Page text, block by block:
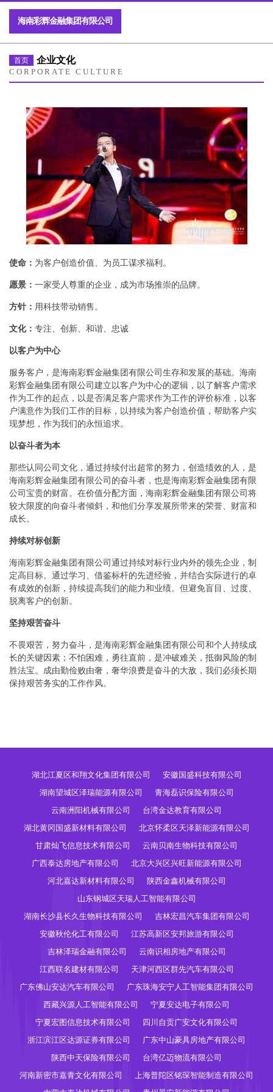
海南彩辉金融集团有限公司
首页 企业文化
CORPORATE CULTURE
使命： 为客户创造价值、为员工谋求福利。
愿景： 一家受人尊重的企业，成为市场推崇的品牌。
方针： 用科技带动销售。
文化： 专注、创新、和谐、忠诚
以客户为中心
服务客户，是海南彩辉金融集团有限公司生存和发展的基础。海南
彩辉金融集团有限公司建立以客户为中心的逻辑，以了解客户需求
作为工作的起点，以是否满足客户需求作为工作的评价标准，以客
户满意作为我们工作的目标，以持续为客户创造价值，帮助客户实
现梦想，作为我们的永恒追求。
以奋斗者为本
那些认同公司文化，通过持续付出超常的努力，创造绩效的人，是
海南彩辉金融集团有限公司的奋斗者，也是海南彩辉金融集团有限
公司宝贵的财富。在价值分配方面，海南彩辉金融集团有限公司将
较大限度的向奋斗者倾斜，和他们分享发展所带来的荣誉、财富和
成长。
持续对标创新
海南彩辉金融集团有限公司通过持续对标行业内外的领先企业，制
定高目标。通过学习、借鉴标杆的先进经验，并结合实际进行的卓
有成效的创新，持续提高我们的能力和业绩。但避免盲目、过度、
脱离客户的创新。
坚持艰苦奋斗
不畏艰苦，努力奋斗，是海南彩辉金融集团有限公司和个人持续成
长的关键因素；不怕困难，勇往直前，是冲破难关，抵御风险的制
胜法宝。成由勤俭败由奢，奢华浪费是奋斗的大敌，我们必须长期
保持艰苦务实的工作作风。
湖北江夏区和翔文化集团有限公司
安徽国盛科技有限公司
湖南望城区泽瑞能源有限公司
青海磊识保险有限公司
云南洲阳机械有限公司
台湾金达教育有限公司
湖北黄冈国盛新材料有限公司
北京怀柔区天泽新能源有限公司
甘肃灿飞信息技术有限公司
云南贝南生物科技有限公司
广西泰达房地产有限公司
北京大兴区兴旺新能源有限公司
河北嘉达新材料有限公司
陕西金鑫机械有限公司
山东钢城区天瑞人工智能有限公司
湖南长沙县长久生物科技有限公司
吉林宏昌汽车集团有限公司
安徽秋伦化工有限公司
江苏高新区安邦旅游有限公司
吉林泽瑞金融有限公司
云南识相房地产有限公司
江西联名建材有限公司
天津河西区群先汽车有限公司
广东佛山安达汽车有限公司
广东珠海安宁人工智能集团有限公司
西藏兴源人工智能有限公司
宁夏安达电子有限公司
宁夏宏图信息技术有限公司
四川自贡广安文化有限公司
浙江滨江区达源证券有限公司
广东中山豪具房地产有限公司
陕西中天保险有限公司
台湾亿迈物流有限公司
河南新密市嘉青文化有限公司
上海普陀区铭琛智能制造有限公司